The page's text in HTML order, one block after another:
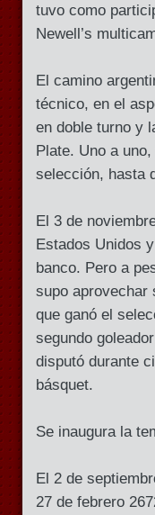
tuvo como
Newell’s
El camino
técnico, en el
en doble turno y
Plate. Uno a
selección, hasta
El 3 de
Estados Unidos
banco. Pero a
supo aprovechar
que ganó el
segundo
disputó durante
básquet.
Se inaugura la
El 2 de
27 de febrero